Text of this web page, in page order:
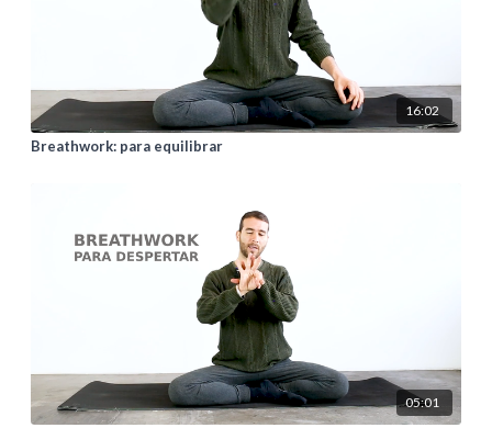
16:02
Breathwork: para equilibrar
05:01